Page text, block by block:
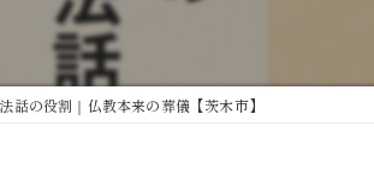
話の役割｜仏教本来の葬儀【茨木市】